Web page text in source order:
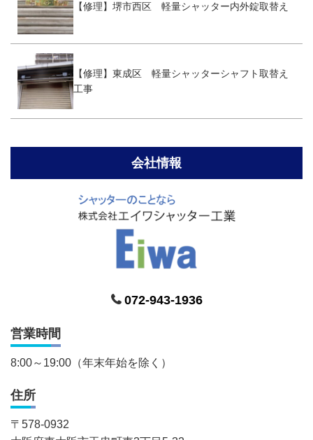
【修理】堺市西区 軽量シャッター内外錠取替え
【修理】東成区 軽量シャッターシャフト取替え
工事
会社情報
072-943-1936
営業時間
8:00～19:00（年末年始を除く）
住所
〒 578-0932